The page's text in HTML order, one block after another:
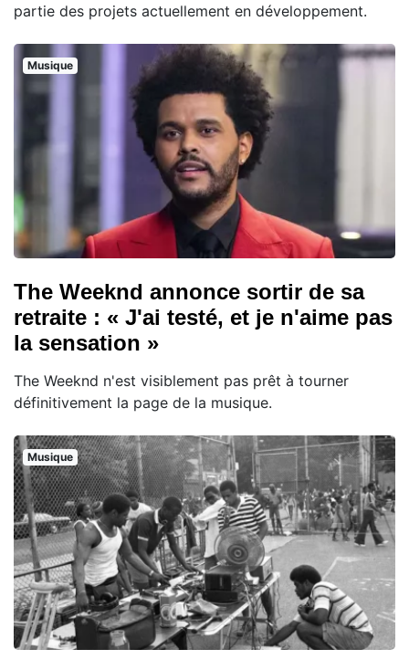
partie des projets actuellement en développement.
Musique
The Weeknd annonce sortir de sa
retraite : « J'ai testé, et je n'aime pas
la sensation »
The Weeknd n'est visiblement pas prêt à tourner
définitivement la page de la musique.
Musique